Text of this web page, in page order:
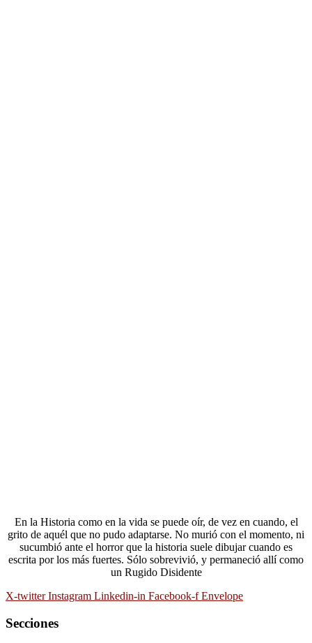
En la Historia como en la vida se puede oír, de vez en cuando, el
grito de aquél que no pudo adaptarse. No murió con el momento, ni
sucumbió ante el horror que la historia suele dibujar cuando es
escrita por los más fuertes. Sólo sobrevivió, y permaneció allí como
un Rugido Disidente
X-twitter Instagram Linkedin-in Facebook-f Envelope
Secciones